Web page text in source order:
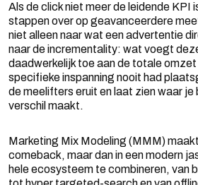
Als de click niet meer de leidende KPI
stappen over op geavanceerdere
niet alleen naar wat een advertentie
naar de incrementality: wat voegt
daadwerkelijk toe aan de totale
specifieke inspanning nooit had
de meelifters eruit en laat zien waar
verschil maakt.
Marketing Mix Modeling (MMM)
comeback, maar dan in een modern
hele ecosysteem te combineren, van